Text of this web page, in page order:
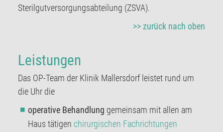
Sterilgutversorgungsabteilung (ZSVA).
>> zurück nach oben
Leistungen
Das OP-Team der Klinik Mallersdorf leistet rund um
die Uhr die
operative Behandlung gemeinsam mit allen am
Haus tätigen chirurgischen Fachrichtungen